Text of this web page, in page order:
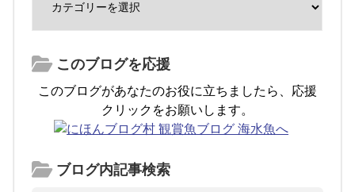
このブログを応援
このブログがあなたのお役に立ちましたら、応援
クリックをお願いします。
ブログ内記事検索